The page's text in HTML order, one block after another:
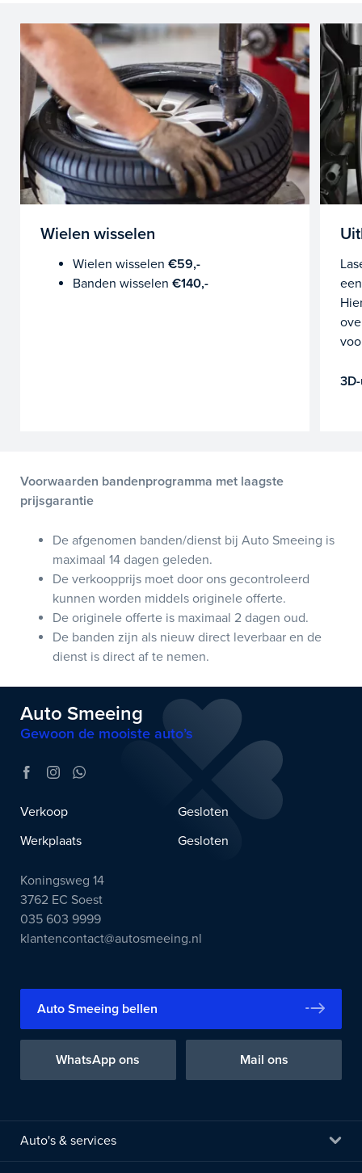
Wielen wisselen
Wielen wisselen €59,-
Banden wisselen €140,-
Voorwaarden bandenprogramma met laagste
prijsgarantie
De afgenomen banden/dienst bij Auto Smeeing is
maximaal 14 dagen geleden.
De verkoopprijs moet door ons gecontroleerd
kunnen worden middels originele offerte.
De originele offerte is maximaal 2 dagen oud.
De banden zijn als nieuw direct leverbaar en de
dienst is direct af te nemen.
Auto Smeeing
Gewoon de mooiste auto’s
Verkoop
Gesloten
Werkplaats
Gesloten
Koningsweg 14
3762 EC Soest
035 603 9999
klantencontact@autosmeeing.nl
Auto Smeeing bellen
WhatsApp ons Mail ons
Auto's & services